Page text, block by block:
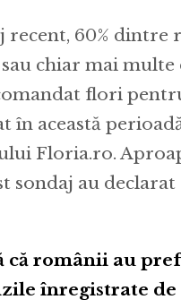
60% dintre
chiar mai multe
flori
în această
Floria.ro.
sondaj au
că românii au
înregistrate